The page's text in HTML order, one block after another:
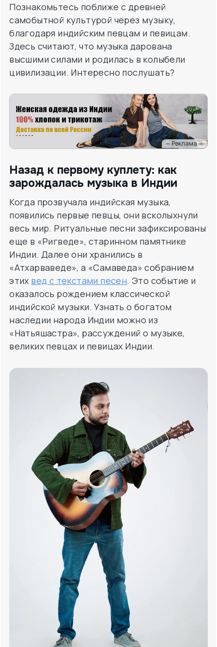
Познакомьтесь поближе с древней
самобытной культурой через музыку,
благодаря индийским певцам и певицам.
Здесь считают, что музыка дарована
высшими силами и родилась в колыбели
цивилизации. Интересно послушать?
— Реклама —
Назад к первому куплету: как
зарождалась музыка в Индии
Когда прозвучала индийская музыка,
появились первые певцы, они всколыхнули
весь мир. Ритуальные песни зафиксированы
еще в «Ригведе», старинном памятнике
Индии. Далее они хранились в
«Атхарваведе», а «Самаведа» собранием
этих вед с текстами песен. Это событие и
оказалось рождением классической
индийской музыки. Узнать о богатом
наследии народа Индии можно из
«Натьяшастра», рассуждений о музыке,
великих певцах и певицах Индии.